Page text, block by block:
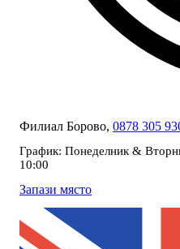
Филиал Борово, 0878 305
График: Понеделник &
10:00
Запази място